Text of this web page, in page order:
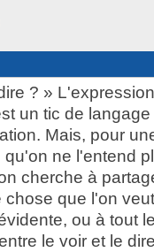
? »
un tic de
Mais, pour
ne l'entend
cherche à
que l'on
ou à tout
le voir et le